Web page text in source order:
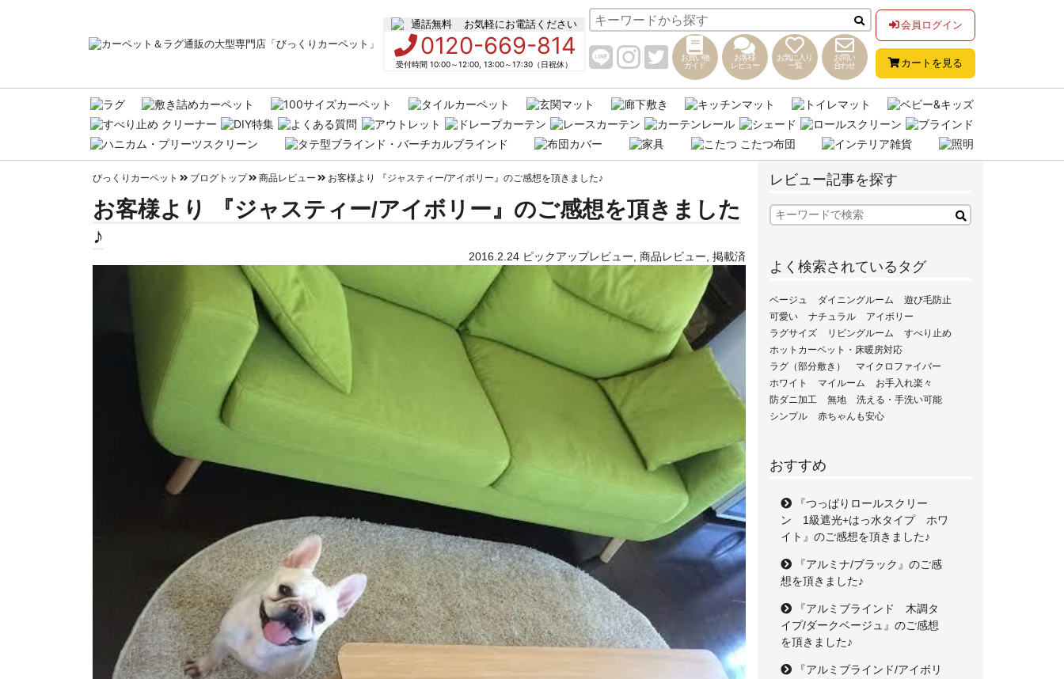
お気軽にお電話ください
0120-669-814
受付時間 10:00～12:00, 13:00～17:30（日祝休）
お買い物
ガイド
お客様
レビュー
お気に入り
一覧
お問い
合わせ
会員ログイン
カートを見る
びっくりカーペット ブログトップ 商品レビュー お客様より 『ジャスティー/アイボリー』のご感想を頂きました♪
お客様より 『ジャスティー/アイボリー』のご感想を頂きました
♪
2016.2.24 ピックアップレビュー 商品レビュー 掲載済
レビュー記事を探す
よく検索されているタグ
ベージュ ダイニングルーム
遊び毛防止
可愛い
ナチュラル
アイボリー
ラグサイズ
リビングルーム
すべり止め
ホットカーペット・床暖房対応
ラグ（部分敷き）
マイクロファイバー
ホワイト
マイルーム
お手入れ楽々
防ダニ加工
無地
洗える・手洗い可能
シンプル
赤ちゃんも安心
おすすめ
『つっぱりロールスクリー
ン 1級遮光+はっ水タイプ ホワ
イト』のご感想を頂きました♪
『アルミナ/ブラック』のご感
想を頂きました♪
『アルミブラインド 木調タ
イプ/ダークベージュ』のご感想
を頂きました♪
『アルミブラインド/アイボリ